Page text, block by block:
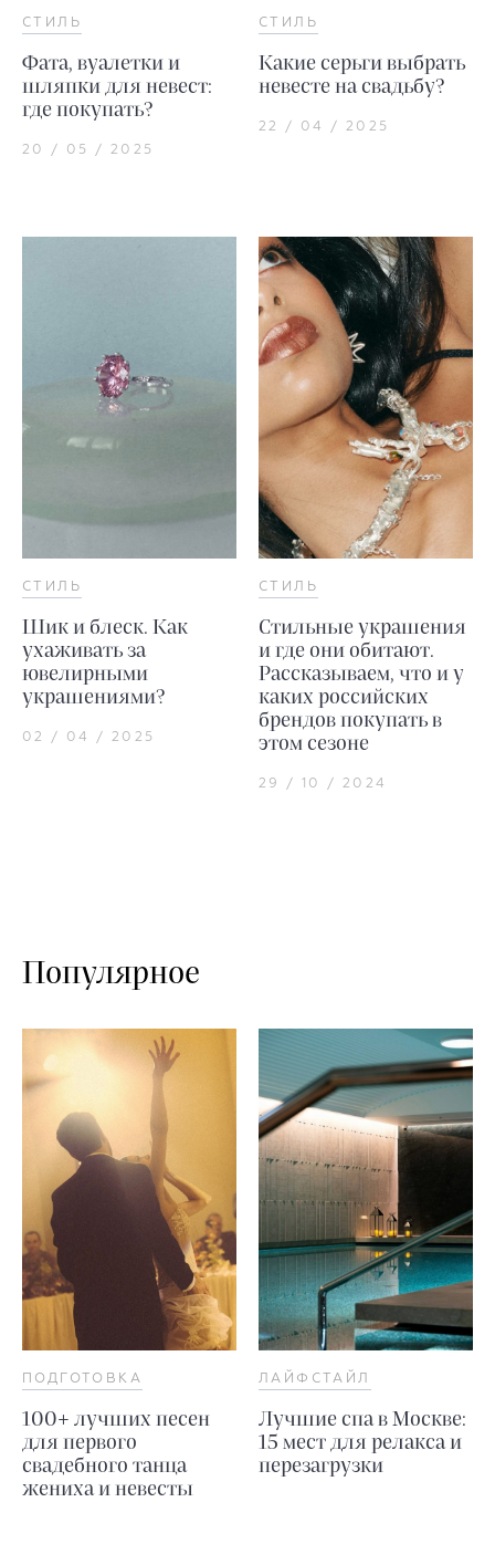
СТИЛЬ
Фата, вуалетки и
шляпки для невест:
где покупать?
20 / 05 / 2025
СТИЛЬ
Какие серьги выбрать
невесте на свадьбу?
22 / 04 / 2025
СТИЛЬ
Шик и блеск. Как
ухаживать за
ювелирными
украшениями?
02 / 04 / 2025
СТИЛЬ
Стильные украшения
и где они обитают.
Рассказываем, что и у
каких российских
брендов покупать в
этом сезоне
29 / 10 / 2024
Популярное
ПОДГОТОВКА
100+ лучших песен
для первого
свадебного танца
жениха и невесты
ЛАЙФСТАЙЛ
Лучшие спа в Москве:
15 мест для релакса и
перезагрузки